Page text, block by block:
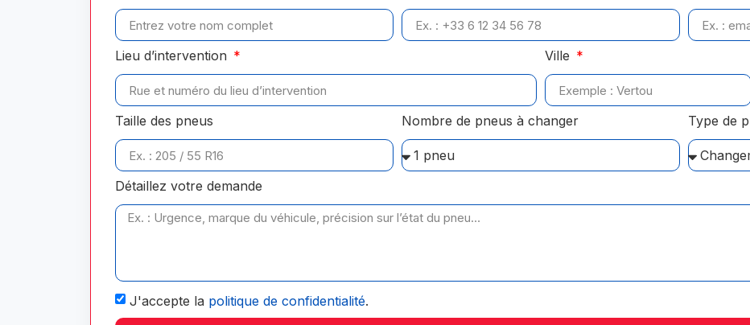
Lieu d’intervention Ville
Taille des pneus Nombre de pneus à changer Type de
Détaillez votre demande
J'accepte la politique de confidentialité.